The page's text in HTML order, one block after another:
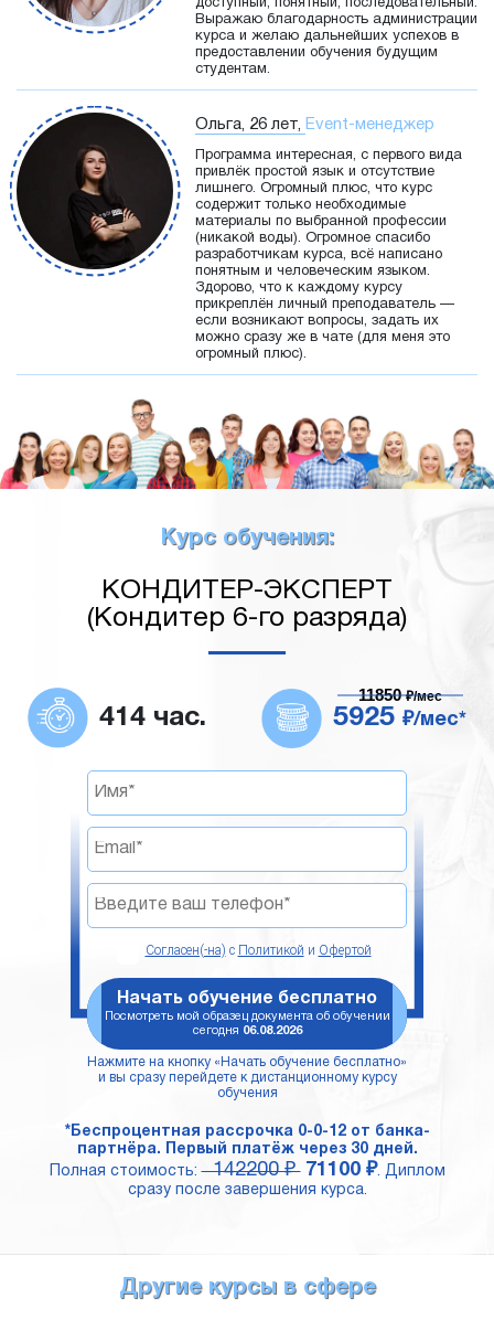
доступный, понятный, последовательный.
Выражаю благодарность администрации
курса и желаю дальнейших успехов в
предоставлении обучения будущим
студентам.
Ольга, 26 лет, Event-менеджер
Программа интересная, с первого вида
привлёк простой язык и отсутствие
лишнего. Огромный плюс, что курс
содержит только необходимые
материалы по выбранной профессии
(никакой воды). Огромное спасибо
разработчикам курса, всё написано
понятным и человеческим языком.
Здорово, что к каждому курсу
прикреплён личный преподаватель —
если возникают вопросы, задать их
можно сразу же в чате (для меня это
огромный плюс).
Курс обучения:
КОНДИТЕР-ЭКСПЕРТ
(Кондитер 6-го разряда)
414 час. 5925 ₽/мес*
11850₽/мес
Согласен(-на) с Политикой и Офертой
Начать обучение бесплатно
Посмотреть мой образец документа об обучении
сегодня 06.08.2026
Нажмите на кнопку «Начать обучение бесплатно»
и вы сразу перейдете к дистанционному курсу
обучения
*Беспроцентная рассрочка 0-0-12 от банка-
партнёра. Первый платёж через 30 дней.
Полная стоимость:142200 ₽ 71100 ₽. Диплом
сразу после завершения курса.
Другие курсы в сфере